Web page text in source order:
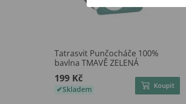
Tatrasvit Punčocháče 100%
bavlna TMAVĚ ZELENÁ
199 Kč
Skladem Koupit